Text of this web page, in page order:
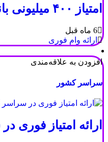
امتیاز ۴۰۰ میلیونی بانک رسالت در اصفهان
6 ماه قبل
ارائه وام فوری
افزودن به علاقه‌مندی
سراسر کشور
ارائه امتیاز فوری